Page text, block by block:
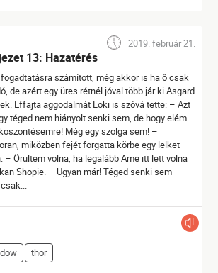
2019. február 21.
13: Hazatérés
számított, még akkor is ha ő csak
de azért egy üres rétnél jóval több jár ki Asgard
Effajta aggodalmát Loki is szóvá tette: – Azt
téged nem hiányolt senki sem, de hogy elém
Még egy szolga sem! –
miközben fejét forgatta körbe egy lelket
– Örültem volna, ha legalább Ame itt lett volna
Shopie. – Ugyan már! Téged senki sem
thor